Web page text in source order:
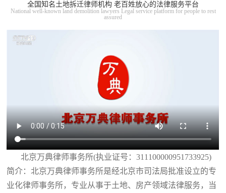
全国知名土地拆迁律师机构 老百姓放心的法律服务平台
National well-known land demolition lawyers Legal service platform for people to rest
assured
北京万典律师事务所(执业证号：311100000951733925)
简介：北京万典律师事务所是经北京市司法局批准设立的专
业化律师事务所，专业从事于土地、房产领域法律服务，当